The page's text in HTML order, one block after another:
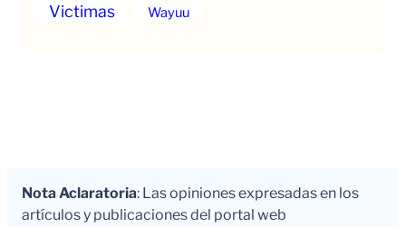
Victimas
Wayuu
Nota Aclaratoria: Las opiniones expresadas en los
artículos y publicaciones del portal web